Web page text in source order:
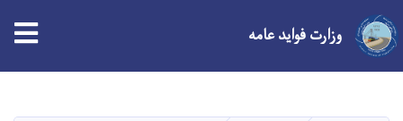
وزارت فواید عامه